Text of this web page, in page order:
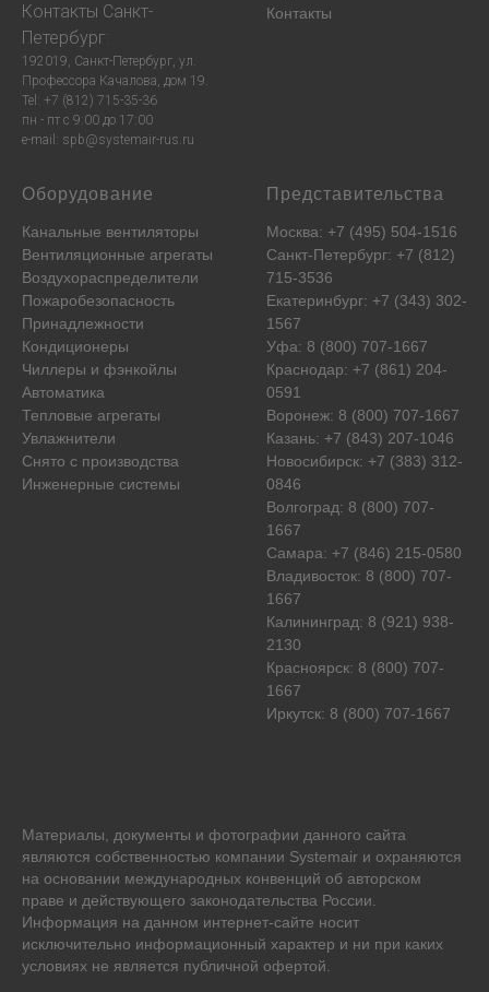
Контакты Санкт-
Петербург
192019, Санкт-Петербург, ул.
Профессора Качалова, дом 19.
Tel: +7 (812) 715-35-36
пн - пт с 9:00 до 17:00
e-mail: spb@systemair-rus.ru
Контакты
Оборудование
Канальные вентиляторы
Вентиляционные агрегаты
Воздухораспределители
Пожаробезопасность
Принадлежности
Кондиционеры
Чиллеры и фэнкойлы
Автоматика
Тепловые агрегаты
Увлажнители
Снято с производства
Инженерные системы
Представительства
Москва: +7 (495) 504-1516
Санкт-Петербург: +7 (812)
715-3536
Екатеринбург: +7 (343) 302-
1567
Уфа: 8 (800) 707-1667
Краснодар: +7 (861) 204-
0591
Воронеж: 8 (800) 707-1667
Казань: +7 (843) 207-1046
Новосибирск: +7 (383) 312-
0846
Волгоград: 8 (800) 707-
1667
Самара: +7 (846) 215-0580
Владивосток: 8 (800) 707-
1667
Калининград: 8 (921) 938-
2130
Красноярск: 8 (800) 707-
1667
Иркутск: 8 (800) 707-1667
Материалы, документы и фотографии данного сайта
являются собственностью компании Systemair и охраняются
на основании международных конвенций об авторском
праве и действующего законодательства России.
Информация на данном интернет-сайте носит
исключительно информационный характер и ни при каких
условиях не является публичной офертой.